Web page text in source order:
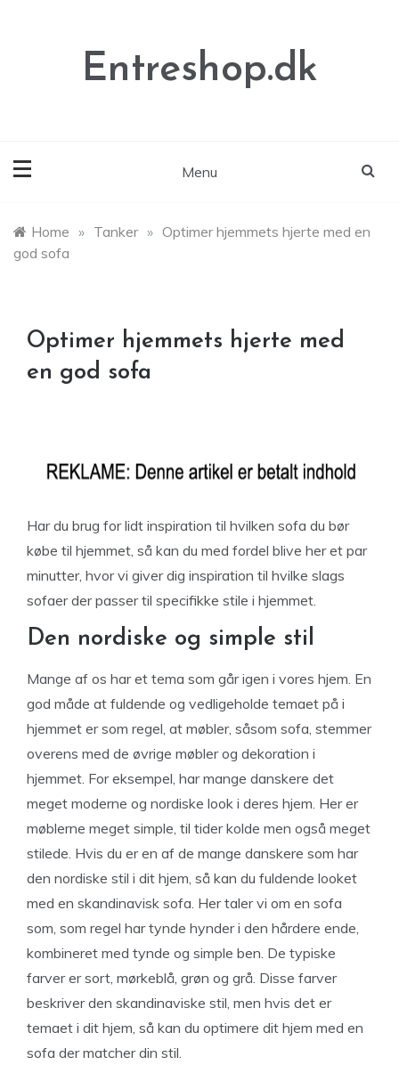
Entreshop.dk
Menu
Home » Tanker » Optimer hjemmets hjerte med en
god sofa
Optimer hjemmets hjerte med
en god sofa
Har du brug for lidt inspiration til hvilken sofa du bør
købe til hjemmet, så kan du med fordel blive her et par
minutter, hvor vi giver dig inspiration til hvilke slags
sofaer der passer til specifikke stile i hjemmet.
Den nordiske og simple stil
Mange af os har et tema som går igen i vores hjem. En
god måde at fuldende og vedligeholde temaet på i
hjemmet er som regel, at møbler, såsom sofa, stemmer
overens med de øvrige møbler og dekoration i
hjemmet. For eksempel, har mange danskere det
meget moderne og nordiske look i deres hjem. Her er
møblerne meget simple, til tider kolde men også meget
stilede. Hvis du er en af de mange danskere som har
den nordiske stil i dit hjem, så kan du fuldende looket
med en skandinavisk sofa. Her taler vi om en sofa
som, som regel har tynde hynder i den hårdere ende,
kombineret med tynde og simple ben. De typiske
farver er sort, mørkeblå, grøn og grå. Disse farver
beskriver den skandinaviske stil, men hvis det er
temaet i dit hjem, så kan du optimere dit hjem med en
sofa der matcher din stil.